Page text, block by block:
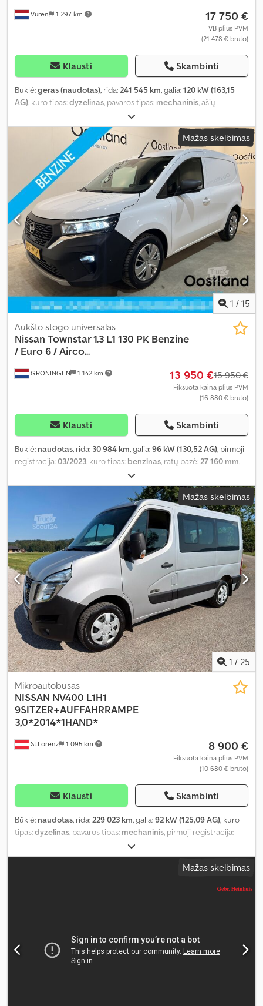
Vuren 1 297 km 17 750 €
VB plius PVM
(21 478 € bruto)
Klausti Skambinti
Būklė:geras (naudotas), rida:241 545 km, galia:120 kW (163,15
AG), kuro tipas:dyzelinas, pavaros tipas: mechaninis, ašių
3 150 mm
01/2020, krovimo vietos ilgis:1 250 mm, krovinių skyriaus plotis:
, krovos erdvės aukštis: 470 mm , emisijos klasė:Euro 6,
, vairuotojo kabina: dieninė kabina, padangos dydis:
255/60R18, sėdimų vietų skaičius: 2, Gamybos metai: 2020
, Įranga:
ABS, centrinis užraktas, kruizo kontrolė, navigacijos sistema, oro
kondicionavimas, priekabos jungtis, trauki kontrolė, visų
varančiųjų ratų pavara
Mažas skelbimas
1 / 15
GRONINGEN 1 142 km
Aukšto stogo universalas
Nissan Townstar 1.3 L1 130 PK Benzine
/ Euro 6 / Airco...
13 950 €15 950 €
Fiksuota kaina plius PVM
(16 880 € bruto)
Klausti Skambinti
Būklė: naudotas, rida: 30 984 km, galia:96 kW (130,52 AG), pirmoji
registracija:03/2023, kuro tipas: benzinas, ratų bazė:27 160 mm,
152 g/km
tipas:mechaninis, pavarų skaičius:6, emisijos klasė:Euro 6, sėdimų
4 490 mm, bendras plotis:1 860
1 840 mm, Gamybos metai: 2023, Įranga:
Apple CarPlay, Bluetooth, borto kompiuteris, centrinis užraktas,
elektrinis langų reguliavimas, elektriškai reguliuojamas
veidrodis, kruizo kontrolė, oro kondicionavimas, oro pagalvė,
priešrūkiniai žibintai, start-stop sistema, vairo stiprintuvas
Mažas skelbimas
1 / 25
St.Lorenz 1 095 km
Mikroautobusas
NISSAN NV400 L1H1
9SITZER+AUFFAHRRAMPE
3,0*2014*1HAND*
8 900 €
Fiksuota kaina plius PVM
(10 680 € bruto)
Klausti Skambinti
Būklė: naudotas, rida:229 023 km, galia:92 kW (125,09 AG), kuro
tipas:dyzelinas, pavaros tipas: mechaninis, pirmoji registracija:
07/2026
pilkas, sėdimų vietų skaičius:9, Įranga:ABS, centrinis užraktas,
elektroninė stabilumo programa (ESP), imobilaizerio sistema,
Mažas skelbimas